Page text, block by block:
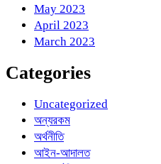
May 2023
April 2023
March 2023
Categories
Uncategorized
অন্যরকম
অর্থনীতি
আইন-আদালত